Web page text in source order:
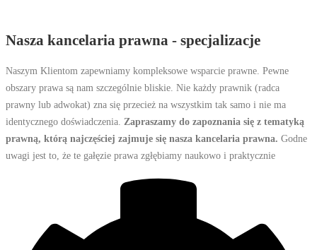
Nasza kancelaria prawna - specjalizacje
Naszym Klientom zapewniamy kompleksowe wsparcie prawne. Pewne
obszary prawa są nam szczególnie bliskie. Nie każdy prawnik (radca
prawny lub adwokat) zna się przecież na wszystkim tak samo i nie ma
identycznego doświadczenia. Zapraszamy do zapoznania się z tematyką
prawną, którą najczęściej zajmuje się nasza kancelaria prawna. Godne
uwagi jest to, że te gałęzie prawa zgłębiamy naukowo i praktycznie